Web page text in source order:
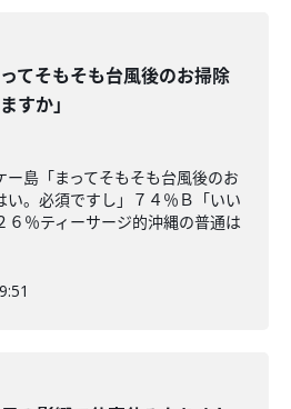
ってそもそも台風後のお掃除
すか」
ー島「まってそもそも台風後のお
い。必須ですし」７４％Ｂ「いい
６％ティーサージ的沖縄の普通は